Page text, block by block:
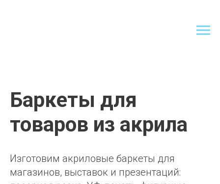
Баркеты для
товаров из акрила
Изготовим акриловые баркеты для
магазинов, выставок и презентаций: